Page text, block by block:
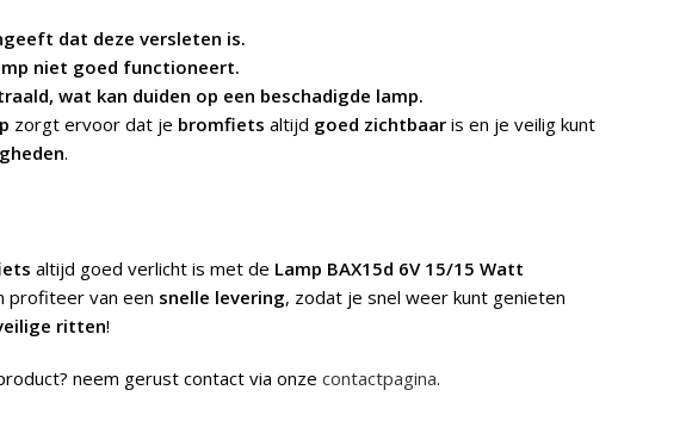
dat deze versleten is.
niet goed functioneert.
wat kan duiden op een beschadigde lamp.
zorgt ervoor dat je bromfiets altijd goed zichtbaar is en je veilig kunt
.
altijd goed verlicht is met de Lamp BAX15d 6V 15/15 Watt
profiteer van een snelle levering, zodat je snel weer kunt genieten
ritten!
neem gerust contact via onze contactpagina.